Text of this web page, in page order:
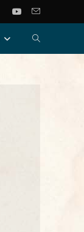
UKLJUČI/